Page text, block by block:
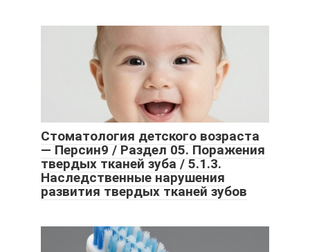
Стоматология детского возраста
— Персин9 / Раздел 05. Поражения
твердых тканей зуба / 5.1.3.
Наследственные нарушения
развития твердых тканей зубов